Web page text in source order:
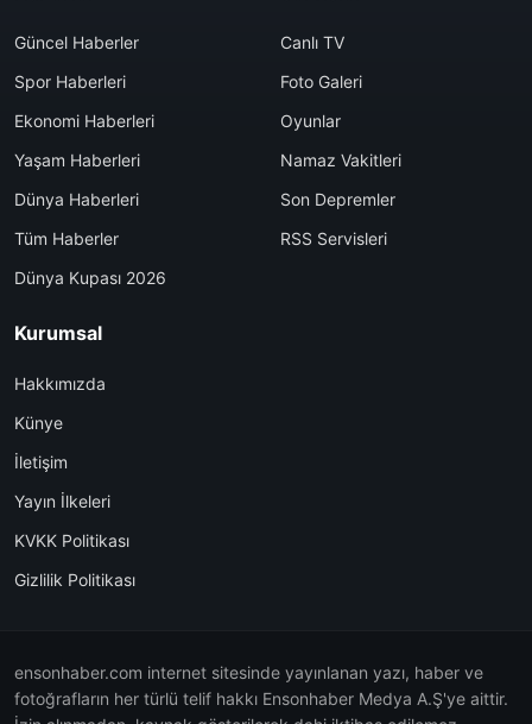
Güncel Haberler
Spor Haberleri
Ekonomi Haberleri
Yaşam Haberleri
Dünya Haberleri
Tüm Haberler
Dünya Kupası 2026
Canlı TV
Foto Galeri
Oyunlar
Namaz Vakitleri
Son Depremler
RSS Servisleri
Kurumsal
Hakkımızda
Künye
İletişim
Yayın İlkeleri
KVKK Politikası
Gizlilik Politikası
ensonhaber.com internet sitesinde yayınlanan yazı, haber ve
fotoğrafların her türlü telif hakkı Ensonhaber Medya A.Ş'ye aittir.